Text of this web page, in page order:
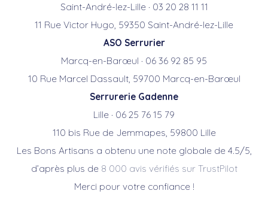
Saint-André-lez-Lille · 03 20 28 11 11
11 Rue Victor Hugo, 59350 Saint-André-lez-Lille
ASO Serrurier
Marcq-en-Barœul · 06 36 92 85 95
10 Rue Marcel Dassault, 59700 Marcq-en-Barœul
Serrurerie Gadenne
Lille · 06 25 76 15 79
110 bis Rue de Jemmapes, 59800 Lille
Les Bons Artisans a obtenu une note globale de 4.5/5,
d’après plus de 8 000 avis vérifiés sur TrustPilot
Merci pour votre confiance !